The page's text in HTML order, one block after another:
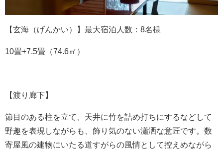
【玄海（げんかい）】最大宿泊人数：8名様
10畳+7.5畳（74.6㎡）
【渡り廊下】
節目のある柱を立て、天井に竹を詰め打ちにするなどして
野趣を表現しながらも、飾り気のない瀟洒な意匠です。数
寄屋風の建物にいたる道すがらの風情として控えめながら